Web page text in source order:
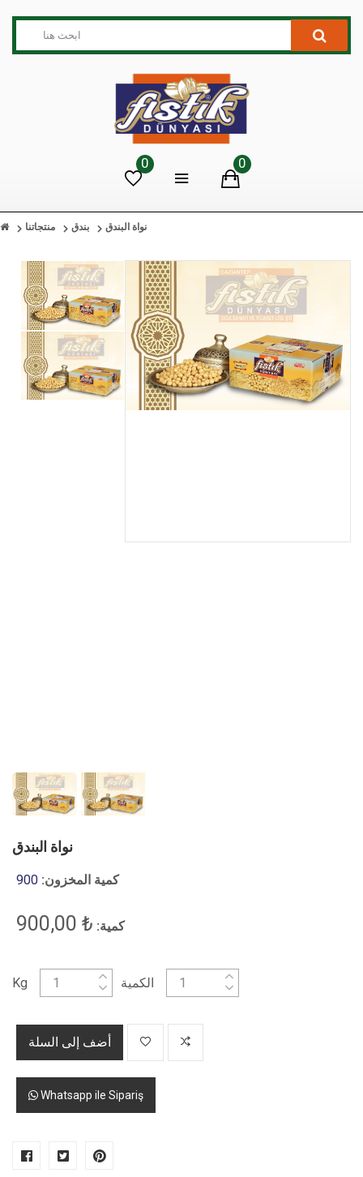
0 0
منتجاتنا بندق نواة البندق
نواة البندق
كمية المخزون: 900
كمية: ₺ 900,00
Kg الكمية
أضف إلى السلة
Whatsapp ile Sipariş